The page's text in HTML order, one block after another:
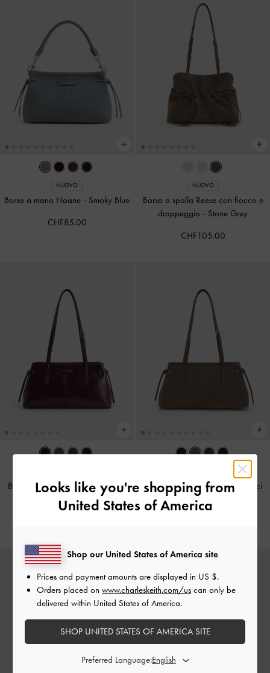
NUOVO
Borsa a mano Noane - Smoky Blue
CHF85.00
NUOVO
Borsa a spalla Reese con fiocco e
drappeggio - Stone Grey
CHF105.00
Borsa a spalla Noane con manici
-Wineberry Red
ATTUALMENTE DI TENDENZA
Borsa a spalla Noane con manici
allungati-
Looks like you're shopping from
United States of America
Shop our United States of America site
Prices and payment amounts are displayed in US $.
Orders placed on www.charleskeith.com/us can only be
delivered within United States of America.
SHOP UNITED STATES OF AMERICA SITE
Preferred Language: